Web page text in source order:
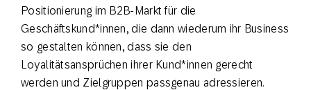
Positionierung im B2B-Markt für die
Geschäftskund*innen, die dann wiederum ihr Business
so gestalten können, dass sie den
Loyalitätsansprüchen ihrer Kund*innen gerecht
werden und Zielgruppen passgenau adressieren.